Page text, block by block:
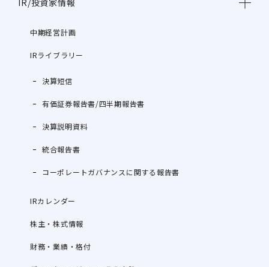
IR/投資家情報
中期経営計画
IRライブラリー
決算短信
有価証券報告書/四半期報告書
決算説明資料
統合報告書
コーポレートガバナンスに関する報告書
IRカレンダー
株主・株式情報
財務・業績・格付